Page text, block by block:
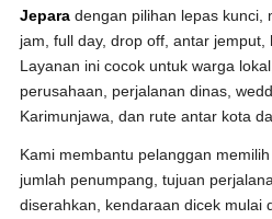
Jepara dengan pilihan lepas kunci,
jam, full day, drop off, antar jemput,
Layanan ini cocok untuk warga
perusahaan, perjalanan dinas,
Karimunjawa, dan rute antar kota
Kami membantu pelanggan
jumlah penumpang, tujuan
diserahkan, kendaraan dicek mulai